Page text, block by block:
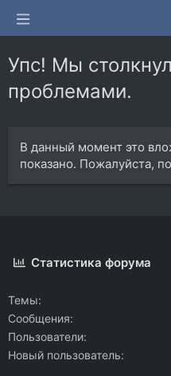
Упс! Мы
проблемами.
В данный момент это
показано. Пожалуйста,
Статистика форума
Темы
Сообщения
Пользователи
Новый пользователь